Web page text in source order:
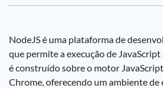
NodeJS é uma plataforma de
que permite a execução de
é construído sobre o motor
Chrome, oferecendo um ambiente de